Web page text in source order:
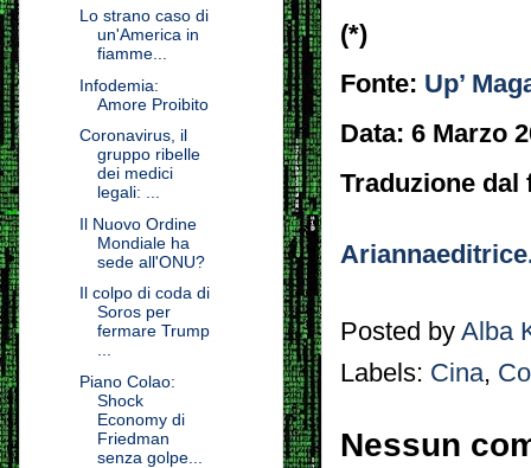
(*)
Fonte: Up’
Data: 6 Marzo
Traduzione dal
Posted by Alba
Labels: Cina,
Nessun
Lo strano caso di
un'America in
fiamme...
Infodemia:
Amore Proibito
Coronavirus, il
gruppo ribelle
dei medici
legali: ...
Il Nuovo Ordine
Mondiale ha
sede all'ONU?
Il colpo di coda di
Soros per
fermare Trump
...
Piano Colao:
Shock
Economy di
Friedman
senza golpe...